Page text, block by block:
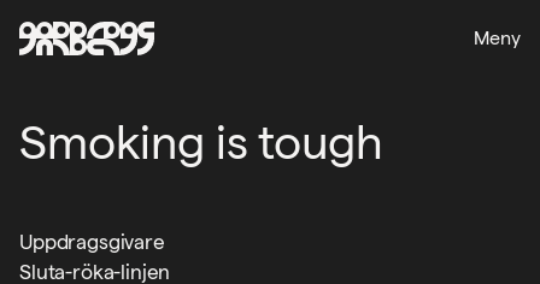
Meny
Smoking is tough
Uppdragsgivare
Sluta-röka-linjen